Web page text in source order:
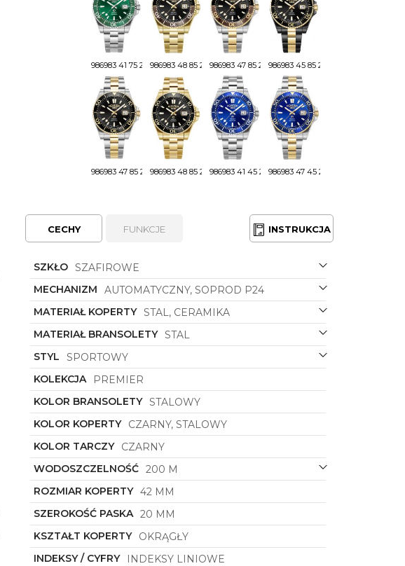
986983 41 75 20 986983 48 85 20 986983 47 85 20 986983 45 85 20
986983 47 85 21 986983 48 85 21 986983 41 45 21 986983 47 45 20
CECHY FUNKCJE INSTRUKCJA
SZKŁO SZAFIROWE
MECHANIZM
AUTOMATYCZNY, SOPROD P24
MATERIAŁ KOPERTY STAL, CERAMIKA
MATERIAŁ BRANSOLETY STAL
STYL
SPORTOWY
KOLEKCJA
PREMIER
KOLOR BRANSOLETY STALOWY
KOLOR KOPERTY
CZARNY, STALOWY
KOLOR TARCZY
CZARNY
WODOSZCZELNOŚĆ 200 M
ROZMIAR KOPERTY 42 MM
SZEROKOŚĆ PASKA 20 MM
KSZTAŁT KOPERTY
OKRĄGŁY
INDEKSY / CYFRY
INDEKSY LINIOWE